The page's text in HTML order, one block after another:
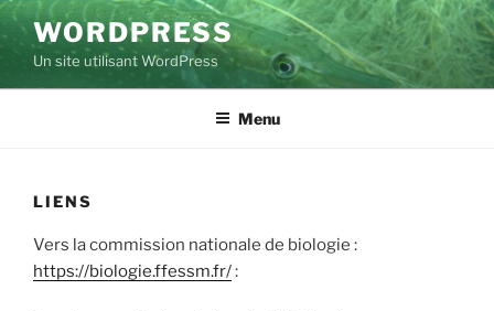
Aller
au
contenu
principal
WORDPRESS
Un site utilisant WordPress
Menu
LIENS
Vers la commission nationale de biologie :
https://biologie.ffessm.fr/: